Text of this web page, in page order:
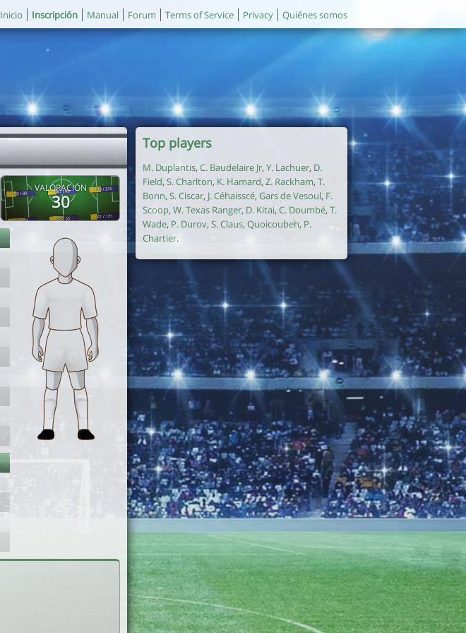
Inicio Inscripción Manual Forum Terms of Service Privacy Quiénes somos
VALORACIÓN
30
Top players
M. Duplantis, C. Baudelaire Jr, Y. Lachuer, D.
Field, S. Charlton, K. Hamard, Z. Rackham, T.
Bonn, S. Ciscar, J. Céhaisscé, Gars de Vesoul, F.
Scoop, W. Texas Ranger, D. Kitai,C. Doumbé, T.
Wade, P. Durov, S. Claus, Quoicoubeh, P.
Chartier.